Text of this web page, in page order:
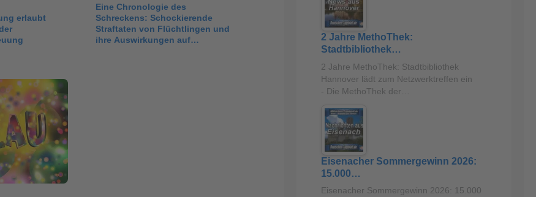
erlaubt
Eine Chronologie des
Schreckens: Schockierende
Straftaten von Flüchtlingen und
ihre Auswirkungen auf
2 Jahre MethoThek:
Stadtbibliothek…
2 Jahre MethoThek: Stadtbibliothek
Hannover lädt zum Netzwerktreffen ein
- Die MethoThek der…
Eisenacher Sommergewinn 2026:
15.000…
Eisenacher Sommergewinn 2026: 15.000